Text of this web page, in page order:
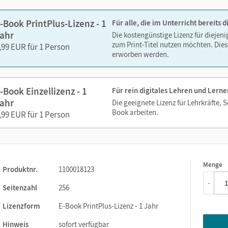
Book PrintPlus-Lizenz - 1
EUR für 1 Person
Für alle, die im Unterricht bereits
Die kostengünstige Lizenz für
zum Print-Titel nutzen möchten.
erworben werden.
Book Einzellizenz - 1
EUR für 1 Person
Für rein digitales Lehren und
Die geeignete Lizenz für Lehrkräfte,
Book arbeiten.
Produktnr.
1100018123
Seitenzahl
256
Lizenzform
E-Book PrintPlus-Lizenz - 1 Jahr
Hinweis
sofort verfügbar
Menge
1
-